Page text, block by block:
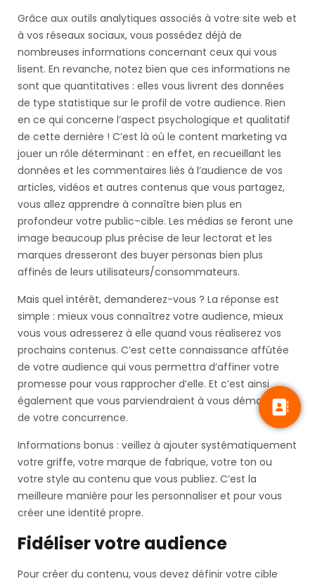
Grâce aux outils analytiques associés à votre site web et
à vos réseaux sociaux, vous possédez déjà de
nombreuses informations concernant ceux qui vous
lisent. En revanche, notez bien que ces informations ne
sont que quantitatives : elles vous livrent des données
de type statistique sur le profil de votre audience. Rien
en ce qui concerne l’aspect psychologique et qualitatif
de cette dernière ! C’est là où le content marketing va
jouer un rôle déterminant : en effet, en recueillant les
données et les commentaires liés à l’audience de vos
articles, vidéos et autres contenus que vous partagez,
vous allez apprendre à connaître bien plus en
profondeur votre public–cible. Les médias se feront une
image beaucoup plus précise de leur lectorat et les
marques dresseront des buyer personas bien plus
affinés de leurs utilisateurs/consommateurs.
Mais quel intérêt, demanderez-vous ? La réponse est
simple : mieux vous connaîtrez votre audience, mieux
vous vous adresserez à elle quand vous réaliserez vos
prochains contenus. C’est cette connaissance affûtée
de votre audience qui vous permettra d’affiner votre
promesse pour vous rapprocher d’elle. Et c’est ainsi
également que vous parviendraient à vous démarquer
de votre concurrence.
Informations bonus : veillez à ajouter systématiquement
votre griffe, votre marque de fabrique, votre ton ou
votre style au contenu que vous publiez. C’est la
meilleure manière pour les personnaliser et pour vous
créer une identité propre.
Fidéliser votre audience
Pour créer du contenu, vous devez définir votre cible